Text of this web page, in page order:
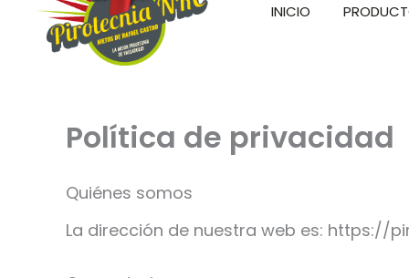
INICIO
Política de privacidad
Quiénes somos
La dirección de nuestra web es: https://